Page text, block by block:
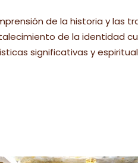
de la historia y las
de la identidad
significativas y